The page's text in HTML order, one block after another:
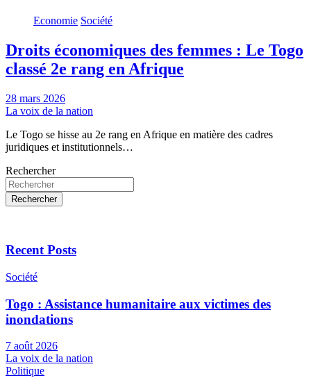
Economie Société
Droits économiques des femmes : Le Togo
classé 2e rang en Afrique
28 mars 2026
La voix de la nation
Le Togo se hisse au 2e rang en Afrique en matière des cadres
juridiques et institutionnels…
Rechercher
Rechercher
Recent Posts
Société
Togo : Assistance humanitaire aux victimes des
inondations
7 août 2026
La voix de la nation
Politique